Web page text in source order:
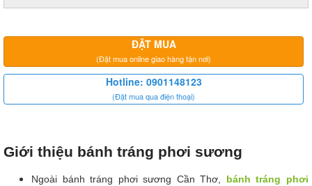
ĐẶT MUA
(Đặt mua online giao hàng tận nơi)
Hotline: 0901148123
(Đặt mua qua điện thoại)
Giới thiệu bánh tráng phơi sương
Ngoài bánh tráng phơi sương Cần Thơ,
bánh tráng phơi